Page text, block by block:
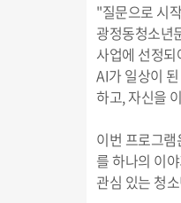
"질문으로 시
광정동청소년
사업에 선정
AI가 일상이
하고, 자신을
이번 프로그
를 하나의 이
관심 있는 청